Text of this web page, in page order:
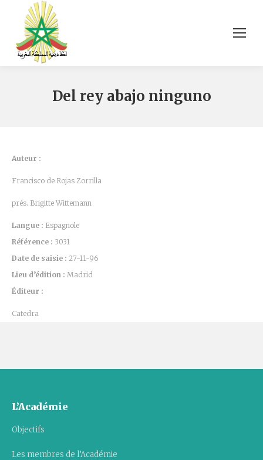
Del rey abajo ninguno
Auteur :
Francisco de Rojas Zorrilla
prés. Brigitte Wittemann
Langue : Espagnole
Référence : 3031
Date de saisie : 27-11-96
Lieu d’édition : Madrid
Éditeur :
Catedra
L’Académie
Objectifs
Les membres de l’Académie